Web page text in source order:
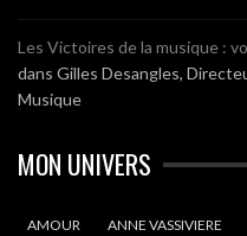
Les Victoires de la musique :
dans Gilles Desangles,
Musique
MON UNIVERS
AMOUR ANNE VASSIVIERE